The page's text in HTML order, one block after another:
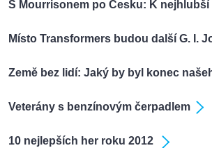
S Mourrisonem po Česku: K
Místo Transformers budou další G. I.
Země bez lidí: Jaký by byl konec
Veterány s benzínovým čerpadlem
10 nejlepších her roku 2012